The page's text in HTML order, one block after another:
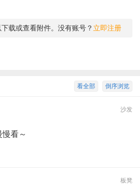
下载或查看附件。没有账号？ 立即注册
倒序浏览
看全部
沙发
看～
板凳